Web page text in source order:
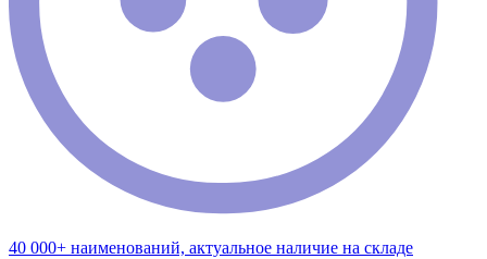
40 000+ наименований, актуальное наличие на складе